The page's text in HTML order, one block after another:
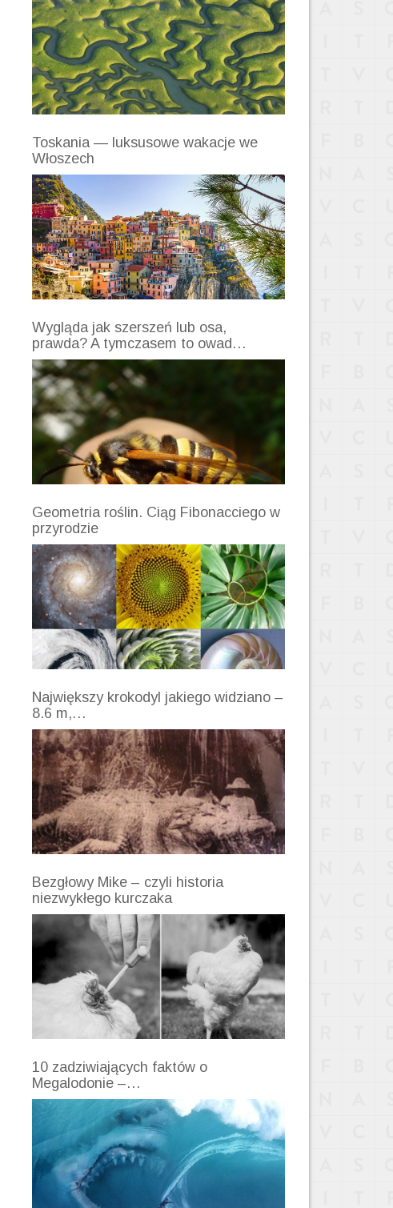
Toskania — luksusowe wakacje we
Włoszech
Wygląda jak szerszeń lub osa,
prawda? A tymczasem to owad…
Geometria roślin. Ciąg Fibonacciego w
przyrodzie
Największy krokodyl jakiego widziano –
8.6 m,…
Bezgłowy Mike – czyli historia
niezwykłego kurczaka
10 zadziwiających faktów o
Megalodonie –…